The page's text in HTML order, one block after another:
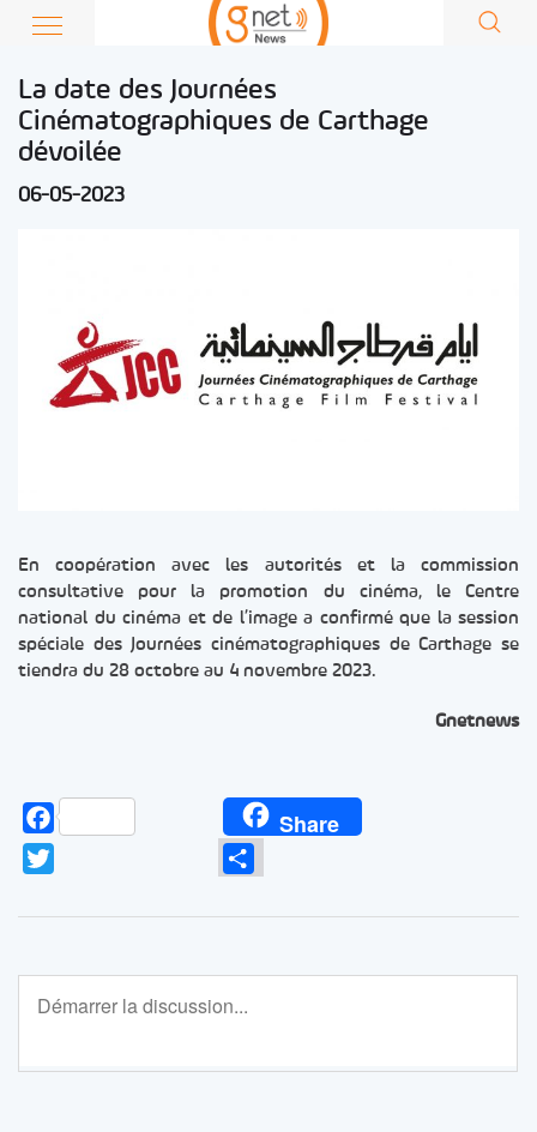
La date des Journées
Cinématographiques de Carthage
dévoilée
06-05-2023
En coopération avec les autorités et la commission
consultative pour la promotion du cinéma, le Centre
national du cinéma et de l’image a confirmé que la session
spéciale des Journées cinématographiques de Carthage se
tiendra du 28 octobre au 4 novembre 2023.
Gnetnews
Facebook Share